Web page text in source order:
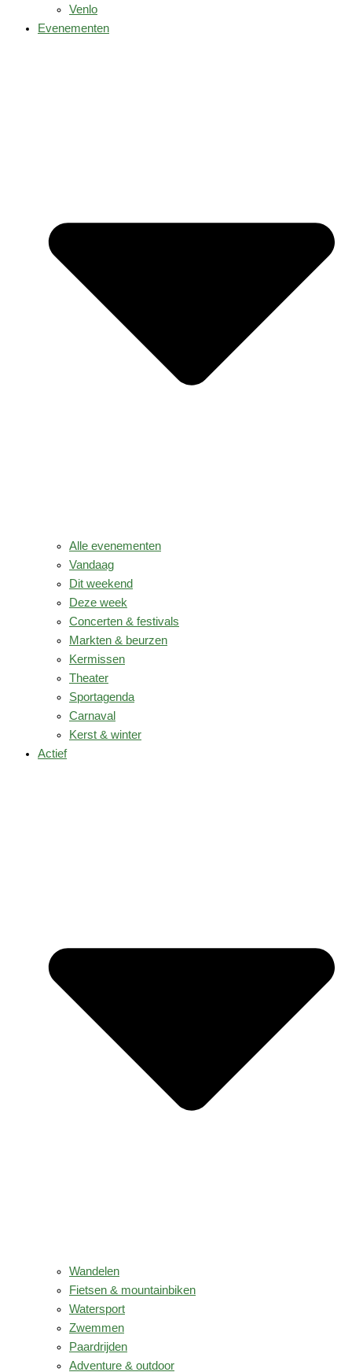
Venlo
Evenementen
Alle evenementen
Vandaag
Dit weekend
Deze week
Concerten & festivals
Markten & beurzen
Kermissen
Theater
Sportagenda
Carnaval
Kerst & winter
Actief
Wandelen
Fietsen & mountainbiken
Watersport
Zwemmen
Paardrijden
Adventure & outdoor